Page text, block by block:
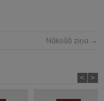
Nākošā ziņa →
< >